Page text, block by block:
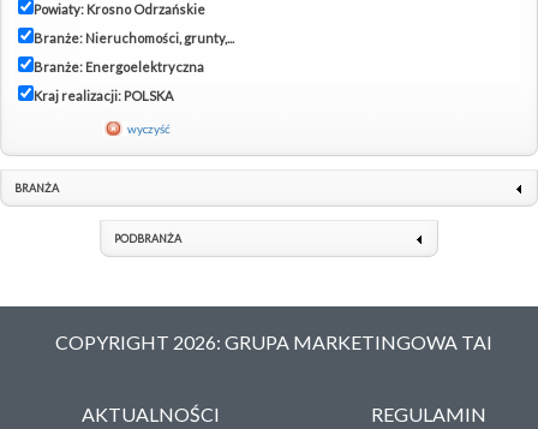
Powiaty: Krosno Odrzańskie
Branże: Nieruchomości, grunty,...
Branże: Energoelektryczna
Kraj realizacji: POLSKA
wyczyść
BRANŻA
PODBRANŻA
COPYRIGHT 2026: GRUPA MARKETINGOWA TAI
AKTUALNOŚCI REGULAMIN